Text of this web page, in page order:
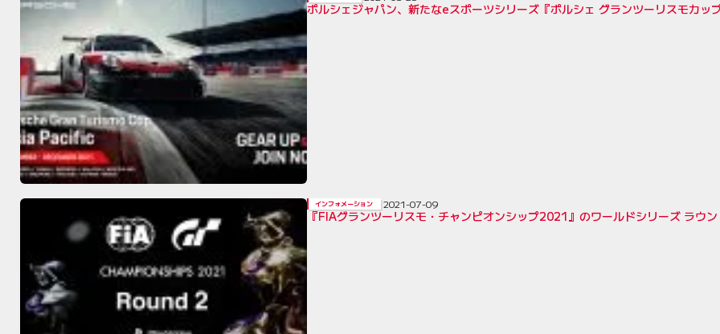
ポルシェジャパン、新たなeスポーツシリーズ『ポルシェ グランツーリスモカッ
『FIAグランツーリスモ・チャンピオンシップ2021』のワールドシリーズ ラウ
インフォメーション 2021-07-09